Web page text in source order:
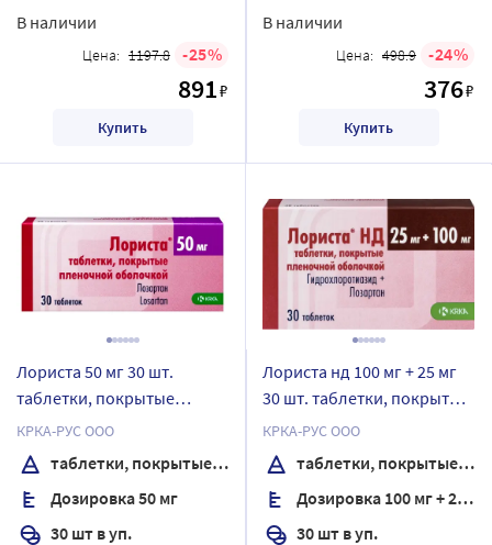
В наличии
Цена: 1197.8 25
891₽
Купить
В наличии
Цена: 498.9 24
376₽
Купить
Лориста 50 мг 30 шт.
таблетки, покрытые
пленочной оболочкой
КРКА-РУС ООО
таблетки, покрытые пленочной оболочкой
Дозировка 50 мг
30 шт в уп.
Лориста нд 100 мг + 25 мг
30 шт. таблетки, покрытые
пленочной оболочкой
КРКА-РУС ООО
таблетки, покрытые пленочной оболочкой
Дозировка 100 мг + 25 мг
30 шт в уп.